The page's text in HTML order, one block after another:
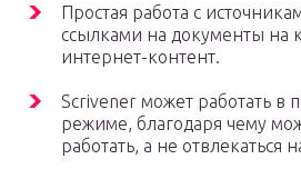
Простая работа с
ссылками на документы на
интернет-контент.
Scrivener может работать в
режиме, благодаря чему
работать, а не отвлекаться